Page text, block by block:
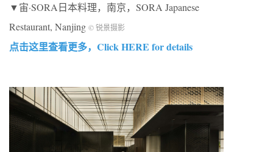
▼宙·SORA日本料理，南京，SORA Japanese
Restaurant, Nanjing © 锐景摄影
点击这里查看更多，Click HERE for details